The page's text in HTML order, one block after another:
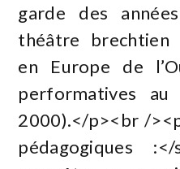
garde des
théâtre brechtien
en Europe de
performatives
2000).</p><br /
pédagogiques